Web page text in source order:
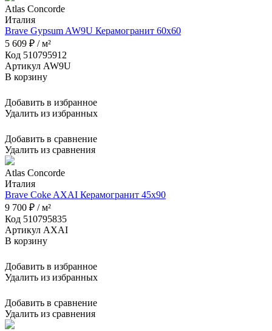
Atlas Concorde
Италия
Brave Gypsum AW9U Керамогранит 60x60
5 609 ₽ / м²
Код 510795912
Артикул AW9U
В корзину
Добавить в избранное
Удалить из избранных
Добавить в сравнение
Удалить из сравнения
Atlas Concorde
Италия
Brave Coke AXAI Керамогранит 45x90
9 700 ₽ / м²
Код 510795835
Артикул AXAI
В корзину
Добавить в избранное
Удалить из избранных
Добавить в сравнение
Удалить из сравнения